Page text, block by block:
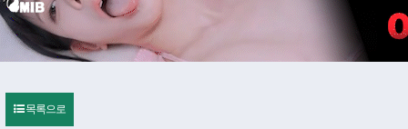
목록으로